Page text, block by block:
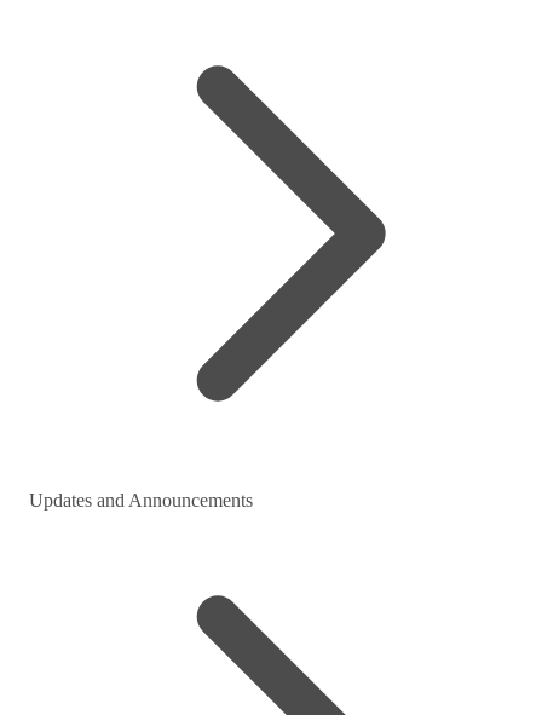
Updates and Announcements